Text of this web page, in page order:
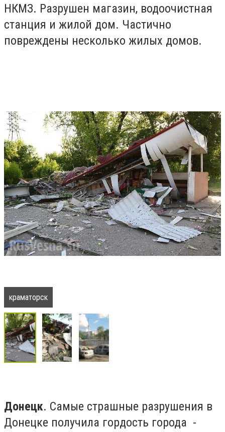
НКМЗ. Разрушен магазин, водоочистная
станция и жилой дом. Частично
повреждены несколько жилых домов.
краматорск
Донецк. Самые страшные разрушения в
Донецке получила гордость города -